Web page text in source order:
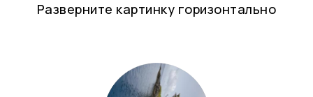
Разверните картинку горизонтально